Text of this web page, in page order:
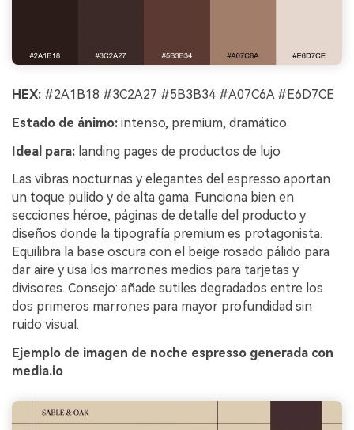
HEX: #2A1B18 #3C2A27 #5B3B34 #A07C6A #E6D7CE
Estado de ánimo: intenso, premium, dramático
Ideal para: landing pages de productos de lujo
Las vibras nocturnas y elegantes del espresso aportan
un toque pulido y de alta gama. Funciona bien en
secciones héroe, páginas de detalle del producto y
diseños donde la tipografía premium es protagonista.
Equilibra la base oscura con el beige rosado pálido para
dar aire y usa los marrones medios para tarjetas y
divisores. Consejo: añade sutiles degradados entre los
dos primeros marrones para mayor profundidad sin
ruido visual.
Ejemplo de imagen de noche espresso generada con
media.io